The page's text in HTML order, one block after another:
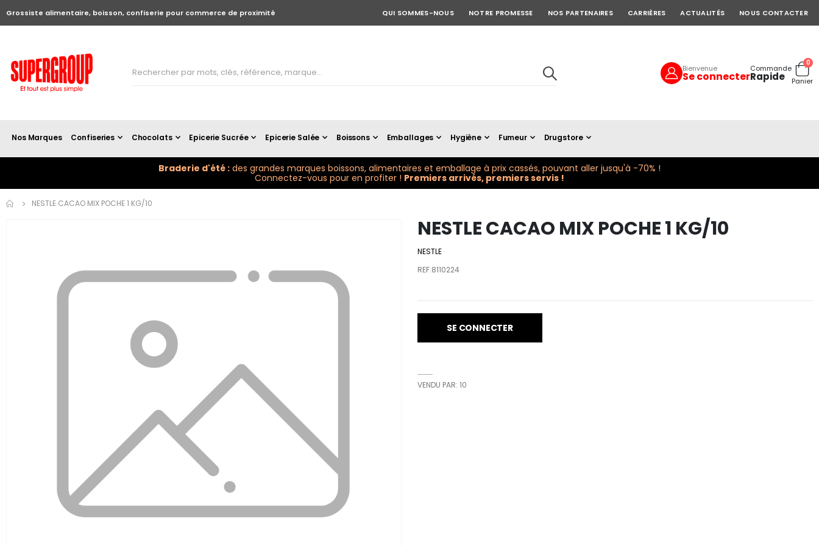
Grossiste alimentaire, boisson, confiserie pour commerce de proximité QUI SOMMES-NOUS NOTRE PROMESSE NOS PARTENAIRES CARRIÈRES ACTUALITÉS NOUS CONTACTER
Bienvenue
Se connecter
Commande
Rapide Cart
0
Panier
Nos Marques Confiseries Chocolats Epicerie Sucrée Epicerie Salée Boissons Emballages Hygiène Fumeur Drugstore
Braderie d'été : des grandes marques boissons, alimentaires et emballage à prix cassés, pouvant aller jusqu'à -70% !
Connectez-vous pour en profiter ! Premiers arrivés, premiers servis !
NESTLE CACAO MIX POCHE 1 KG/10
the
NESTLE CACAO MIX POCHE 1 KG/10
NESTLE
REF.8110224
SE CONNECTER
VENDU PAR: 10